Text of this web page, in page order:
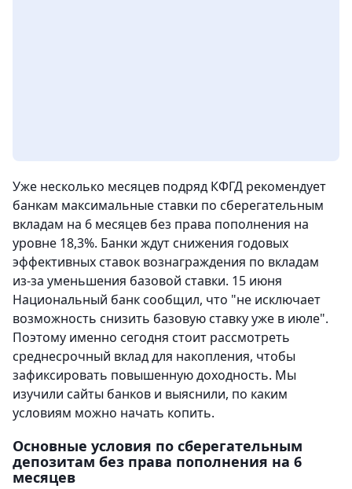
Уже несколько месяцев подряд КФГД рекомендует
банкам максимальные ставки по сберегательным
вкладам на 6 месяцев без права пополнения на
уровне 18,3%. Банки ждут снижения годовых
эффективных ставок вознаграждения по вкладам
из-за уменьшения базовой ставки. 15 июня
Национальный банк сообщил, что "не исключает
возможность снизить базовую ставку уже в июле".
Поэтому именно сегодня стоит рассмотреть
среднесрочный вклад для накопления, чтобы
зафиксировать повышенную доходность. Мы
изучили сайты банков и выяснили, по каким
условиям можно начать копить.
Основные условия по сберегательным
депозитам без права пополнения на 6
месяцев